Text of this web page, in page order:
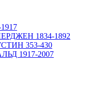
1834-1892
353-430
1917-2007